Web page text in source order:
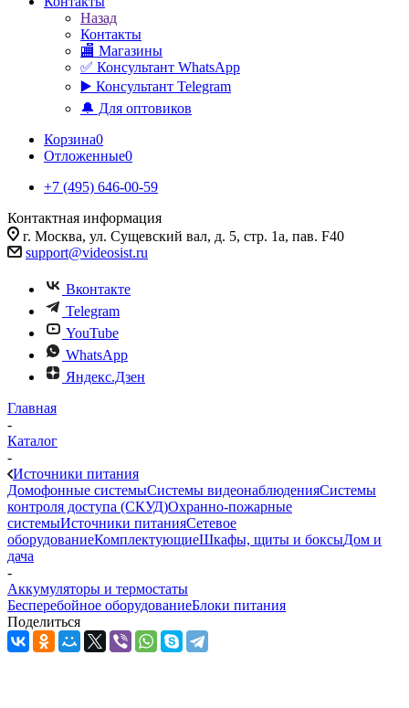
Назад
Контакты
🏬 Магазины
✅️ Консультант WhatsApp
▶️ Консультант Telegram
🔔 Для оптовиков
Корзина0
Отложенные0
+7 (495) 646-00-59
Контактная информация
г. Москва, ул. Сущевский вал, д. 5, стр. 1а, пав. F40
support@videosist.ru
Вконтакте
Telegram
YouTube
WhatsApp
Яндекс.Дзен
Главная
-
Каталог
-
Источники питания
Домофонные системыСистемы видеонаблюденияСистемы
контроля доступа (СКУД)Охранно-пожарные
системыИсточники питанияСетевое
оборудованиеКомплектующиеШкафы, щиты и боксыДом и
дача
-
Аккумуляторы и термостаты
Бесперебойное оборудованиеБлоки питания
Поделиться